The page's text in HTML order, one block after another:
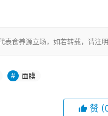
表食养源立场，如若转载，请
面膜
赞